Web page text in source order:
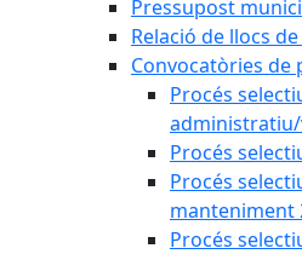
Pressupost
Relació de llocs
Convocatòries de
Procés
administratiu/
Procés
Procés
manteniment
Procés